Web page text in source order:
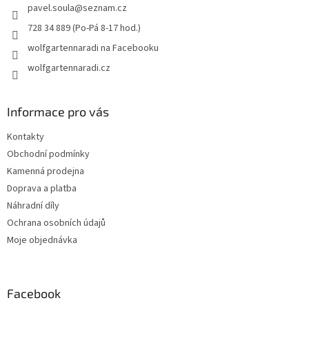
pavel.soula@seznam.cz
728 34 889 (Po-Pá 8-17 hod.)
wolfgartennaradi na Facebooku
wolfgartennaradi.cz
Informace pro vás
Kontakty
Obchodní podmínky
Kamenná prodejna
Doprava a platba
Náhradní díly
Ochrana osobních údajů
Moje objednávka
Facebook